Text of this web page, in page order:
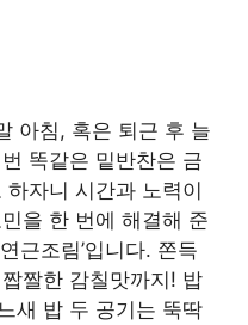
아침, 혹은 퇴근 후 늘
똑같은 밑반찬은 금
자니 시간과 노력이
을 한 번에 해결해 준
근조림’입니다. 쫀득
짤한 감칠맛까지! 밥
새 밥 두 공기는 뚝딱